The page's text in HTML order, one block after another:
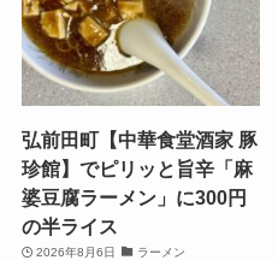
弘前田町【中華食堂酒家 豚
珍館】でピリッと旨辛「麻
婆豆腐ラーメン」に300円
の半ライス
2026年8月6日 ラーメン